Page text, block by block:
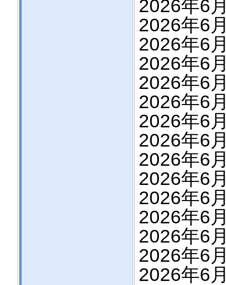
2026年6
2026年6
2026年6
2026年6
2026年6
2026年6
2026年6
2026年6
2026年6
2026年6
2026年6
2026年6
2026年6
2026年6
2026年6